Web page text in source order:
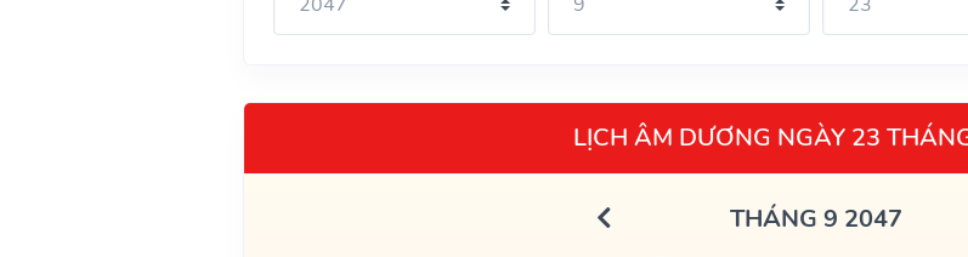
LỊCH ÂM DƯƠNG NGÀY 23
THÁNG 9 2047